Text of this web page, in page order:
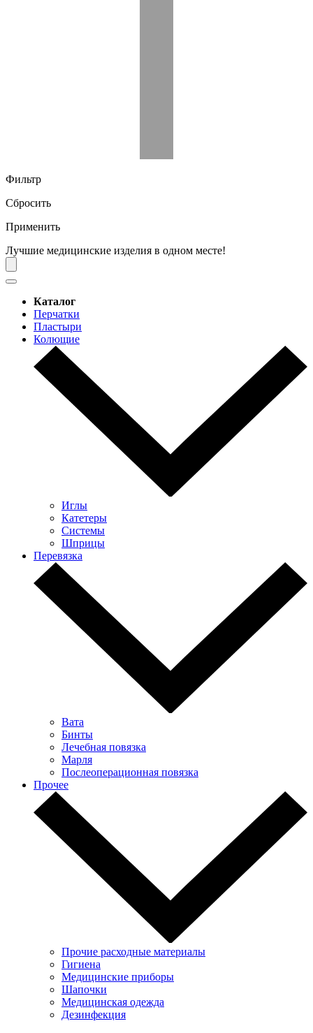
Фильтр
Сбросить
Применить
Лучшие медицинские изделия в одном месте!
Каталог
Перчатки
Пластыри
Колющие
Иглы
Катетеры
Системы
Шприцы
Перевязка
Вата
Бинты
Лечебная повязка
Марля
Послеоперационная повязка
Прочее
Прочие расходные материалы
Гигиена
Медицинские приборы
Шапочки
Медицинская одежда
Дезинфекция